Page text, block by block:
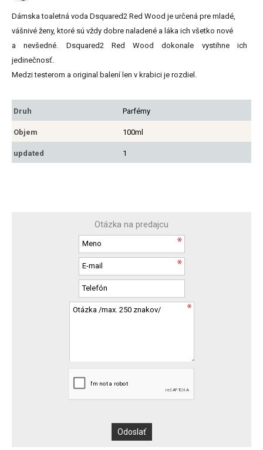
Dámska toaletná voda Dsquared2 Red Wood je určená pre mladé,
vášnivé ženy, ktoré sú vždy dobre naladené a láka ich všetko nové
a nevšedné. Dsquared2 Red Wood dokonale vystihne ich
jedinečnosť.
Medzi testerom a original balení len v krabici je rozdiel.
Druh Parfémy
Objem 100ml
updated 1
Otázka na predajcu